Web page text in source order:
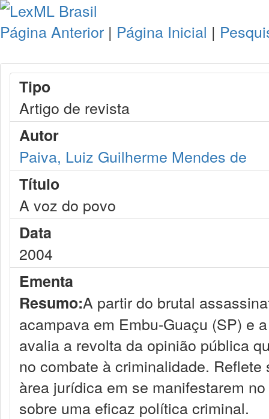
Página Anterior | Página Inicial |
Tipo
Artigo de revista
Autor
Paiva, Luiz Guilherme Mendes de
Título
A voz do povo
Data
2004
Ementa
Resumo:A partir do brutal
acampava em Embu-Guaçu (SP) e
avalia a revolta da opinião pública
no combate à criminalidade.
àrea jurídica em se manifestarem
sobre uma eficaz política criminal.